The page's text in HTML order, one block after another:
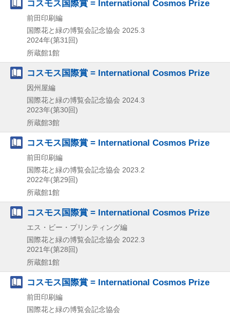
コスモス国際賞 = International Cosmos Prize
前田印刷編
国際花と緑の博覧会記念協会 2025.3
2024年(第31回)
所蔵館1館
コスモス国際賞 = International Cosmos Prize
因州屋編
国際花と緑の博覧会記念協会 2024.3
2023年(第30回)
所蔵館3館
コスモス国際賞 = International Cosmos Prize
前田印刷編
国際花と緑の博覧会記念協会 2023.2
2022年(第29回)
所蔵館1館
コスモス国際賞 = International Cosmos Prize
エス・ビー・プリンティング編
国際花と緑の博覧会記念協会 2022.3
2021年(第28回)
所蔵館1館
コスモス国際賞 = International Cosmos Prize
前田印刷編
国際花と緑の博覧会記念協会